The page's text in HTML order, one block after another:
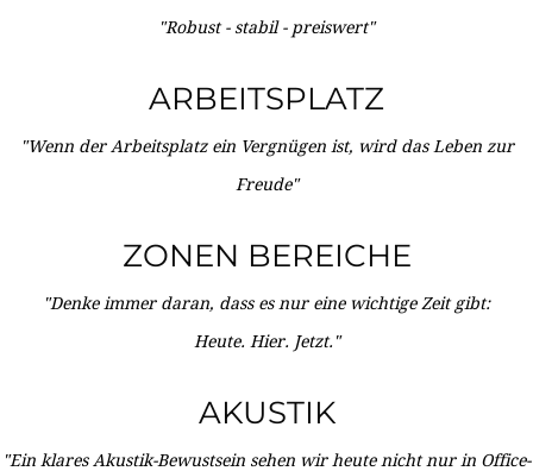
"Robust - stabil - preiswert"
ARBEITSPLATZ
"Wenn der Arbeitsplatz ein Vergnügen ist, wird das Leben zur
Freude"
ZONEN BEREICHE
"Denke immer daran, dass es nur eine wichtige Zeit gibt:
Heute. Hier. Jetzt."
AKUSTIK
"Ein klares Akustik-Bewustsein sehen wir heute nicht nur in Office-